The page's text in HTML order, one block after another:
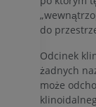
do
Odcinek
żadnych
może